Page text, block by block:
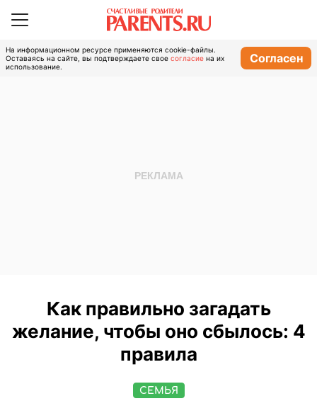
На информационном ресурсе применяются cookie-файлы.
Оставаясь на сайте, вы подтверждаете свое согласие на их
использование.
Согласен
Как правильно загадать
желание, чтобы оно сбылось: 4
правила
СЕМЬЯ